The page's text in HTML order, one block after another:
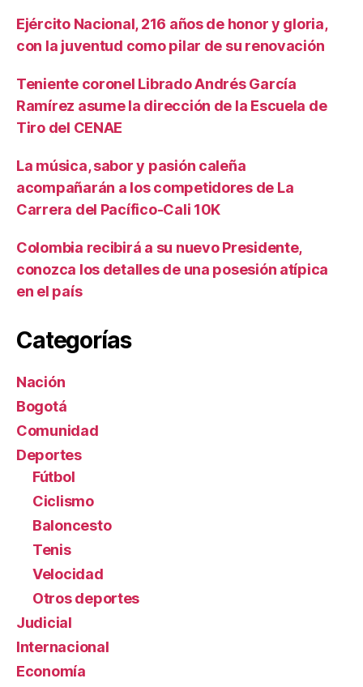
Ejército Nacional, 216 años de honor y gloria,
con la juventud como pilar de su renovación
Teniente coronel Librado Andrés García
Ramírez asume la dirección de la Escuela de
Tiro del CENAE
La música, sabor y pasión caleña
acompañarán a los competidores de La
Carrera del Pacífico-Cali 10K
Colombia recibirá a su nuevo Presidente,
conozca los detalles de una posesión atípica
en el país
Categorías
Nación
Bogotá
Comunidad
Deportes
Fútbol
Ciclismo
Baloncesto
Tenis
Velocidad
Otros deportes
Judicial
Internacional
Economía